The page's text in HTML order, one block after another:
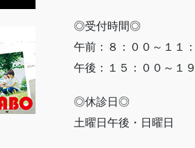
◎受付時間◎
午前：８：００～１１
午後：１５：００～１
◎休診日◎
土曜日午後・日曜日